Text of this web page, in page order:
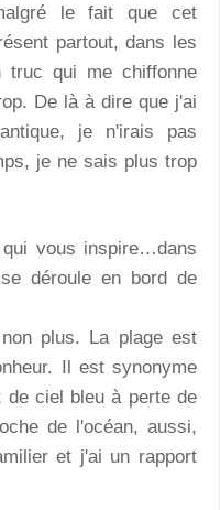
le fait que cet
partout, dans les
qui me chiffonne
De là à dire que j'ai
je n'irais pas
je ne sais plus trop
vous inspire…dans
déroule en bord de
plus. La plage est
Il est synonyme
de ciel bleu à perte de
de l'océan, aussi,
et j'ai un rapport